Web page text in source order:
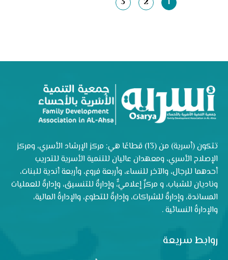
تتكون (أسرية) من (13) قطاعًا هي: مركز الإرشاد الأسري، ومركز
الإصلاح الأسري، ومعهدان عاليان للتنمية الأسرية للتدريب
أحدهما للرجال، والآخر للنساء، وأربعة فروع، وأربعة أندية للبنات،
وناديان للشباب، و مركزٌ إعلاميٌّ، وإدارةٌ للتنسيق، وإدارةٌ للعمليات
المساندة، وإدارةٌ للشراكات، وإدارةٌ للتطوع، والإدارةُ المالية،
والإدارةُ النسائية .
روابط سريعة